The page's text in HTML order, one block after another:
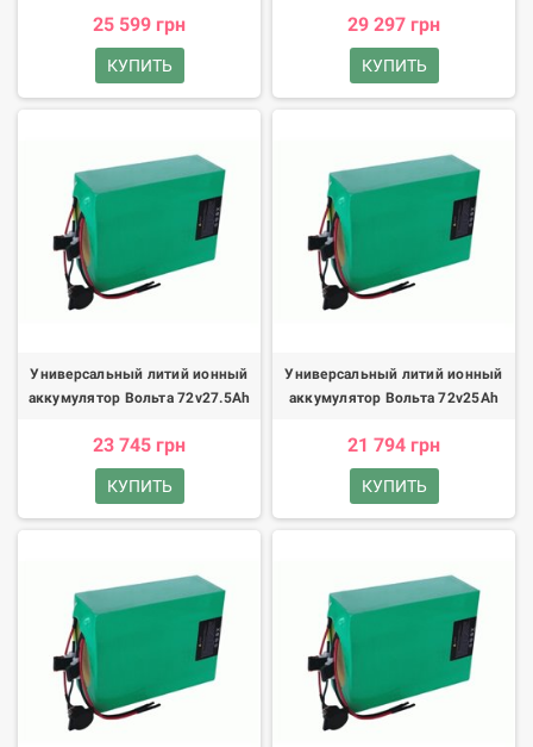
25 599 грн
КУПИТЬ
29 297 грн
КУПИТЬ
Универсальный литий ионный
аккумулятор Вольта 72v27.5Ah
23 745 грн
КУПИТЬ
Универсальный литий ионный
аккумулятор Вольта 72v25Ah
21 794 грн
КУПИТЬ